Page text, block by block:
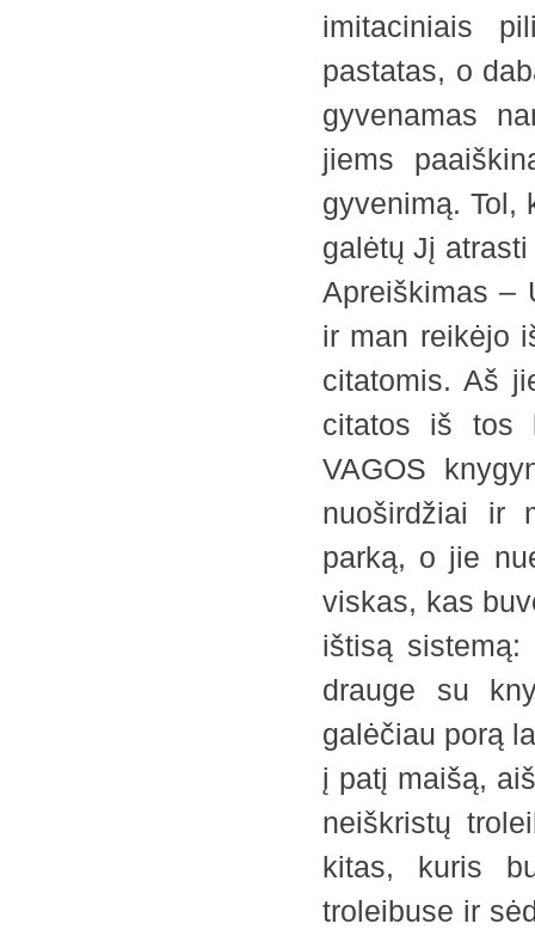
imitaciniais
pastatas, o
gyvenamas
jiems
gyvenimą. Tol,
galėtų Jį
Apreiškimas –
ir man reikėjo
citatomis. Aš
citatos iš tos
VAGOS
nuoširdžiai ir
parką, o jie
viskas, kas
ištisą
drauge su
galėčiau porą
į patį maišą,
neiškristų
kitas, kuris
troleibuse ir